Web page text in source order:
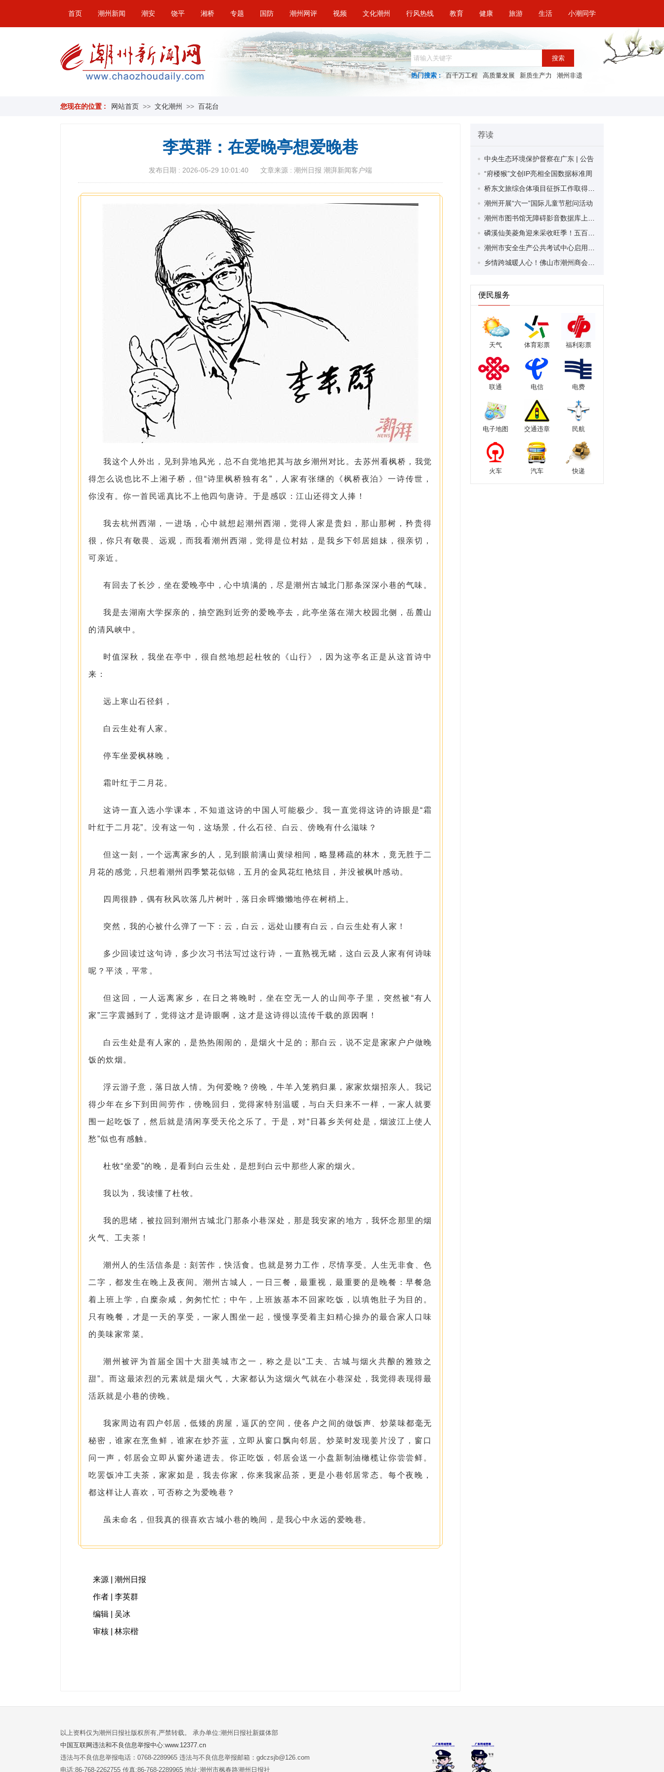
首页 潮州新闻 潮安 饶平 湘桥 专题 国防 潮州网评 视频 文化潮州 行风热线 教育 健康 旅游 生活 小潮同学
搜索
热门搜索 : 百千万工程 高质量发展 新质生产力 潮州非遗
您现在的位置 : 网站首页 >> 文化潮州 >> 百花台
李英群：在爱晚亭想爱晚巷
发布日期 : 2026-05-29 10:01:40 文章来源 : 潮州日报 潮湃新闻客户端
我这个人外出，见到异地风光，总不自觉地把其与故乡潮州对比。去苏州看枫桥，我觉
得怎么说也比不上湘子桥，但“诗里枫桥独有名”，人家有张继的《枫桥夜泊》一诗传世，
你没有。你一首民谣真比不上他四句唐诗。于是感叹：江山还得文人捧！
我去杭州西湖，一进场，心中就想起潮州西湖，觉得人家是贵妇，那山那树，矜贵得
很，你只有敬畏、远观，而我看潮州西湖，觉得是位村姑，是我乡下邻居姐妹，很亲切，
可亲近。
有回去了长沙，坐在爱晚亭中，心中填满的，尽是潮州古城北门那条深深小巷的气味。
我是去湖南大学探亲的，抽空跑到近旁的爱晚亭去，此亭坐落在湖大校园北侧，岳麓山
的清风峡中。
时值深秋，我坐在亭中，很自然地想起杜牧的《山行》，因为这亭名正是从这首诗中
来：
远上寒山石径斜，
白云生处有人家。
停车坐爱枫林晚，
霜叶红于二月花。
这诗一直入选小学课本，不知道这诗的中国人可能极少。我一直觉得这诗的诗眼是“霜
叶红于二月花”。没有这一句，这场景，什么石径、白云、傍晚有什么滋味？
但这一刻，一个远离家乡的人，见到眼前满山黄绿相间，略显稀疏的林木，竟无胜于二
月花的感觉，只想着潮州四季繁花似锦，五月的金凤花红艳炫目，并没被枫叶感动。
四周很静，偶有秋风吹落几片树叶，落日余晖懒懒地停在树梢上。
突然，我的心被什么弹了一下：云，白云，远处山腰有白云，白云生处有人家！
多少回读过这句诗，多少次习书法写过这行诗，一直熟视无睹，这白云及人家有何诗味
呢？平淡，平常。
但这回，一人远离家乡，在日之将晚时，坐在空无一人的山间亭子里，突然被“有人
家”三字震撼到了，觉得这才是诗眼啊，这才是这诗得以流传千载的原因啊！
白云生处是有人家的，是热热闹闹的，是烟火十足的；那白云，说不定是家家户户做晚
饭的炊烟。
浮云游子意，落日故人情。为何爱晚？傍晚，牛羊入笼鸦归巢，家家炊烟招亲人。我记
得少年在乡下到田间劳作，傍晚回归，觉得家特别温暖，与白天归来不一样，一家人就要
围一起吃饭了，然后就是清闲享受天伦之乐了。于是，对“日暮乡关何处是，烟波江上使人
愁”似也有感触。
杜牧“坐爱”的晚，是看到白云生处，是想到白云中那些人家的烟火。
我以为，我读懂了杜牧。
我的思绪，被拉回到潮州古城北门那条小巷深处，那是我安家的地方，我怀念那里的烟
火气、工夫茶！
潮州人的生活信条是：刻苦作，快活食。也就是努力工作，尽情享受。人生无非食、色
二字，都发生在晚上及夜间。潮州古城人，一日三餐，最重视，最重要的是晚餐：早餐急
着上班上学，白糜杂咸，匆匆忙忙；中午，上班族基本不回家吃饭，以填饱肚子为目的。
只有晚餐，才是一天的享受，一家人围坐一起，慢慢享受着主妇精心操办的最合家人口味
的美味家常菜。
潮州被评为首届全国十大甜美城市之一，称之是以“工夫、古城与烟火共酿的雅致之
甜”。而这最浓烈的元素就是烟火气，大家都认为这烟火气就在小巷深处，我觉得表现得最
活跃就是小巷的傍晚。
我家周边有四户邻居，低矮的房屋，逼仄的空间，使各户之间的做饭声、炒菜味都毫无
秘密，谁家在烹鱼鲜，谁家在炒芥蓝，立即从窗口飘向邻居。炒菜时发现姜片没了，窗口
问一声，邻居会立即从窗外递进去。你正吃饭，邻居会送一小盘新制油橄榄让你尝尝鲜。
吃罢饭冲工夫茶，家家如是，我去你家，你来我家品茶，更是小巷邻居常态。每个夜晚，
都这样让人喜欢，可否称之为爱晚巷？
虽未命名，但我真的很喜欢古城小巷的晚间，是我心中永远的爱晚巷。
来源 | 潮州日报
作者 | 李英群
编辑 | 吴冰
审核 | 林宗楷
荐读
中央生态环境保护督察在广东 | 公告
“府楼猴”文创IP亮相全国数据标准周
潮州开展“六一”国际儿童节慰问活动
便民服务
天气 体育彩票 福利彩票
联通 电信 电费
电子地图 交通违章 民航
火车 汽车 快递
以上资料仅为潮州日报社版权所有,严禁转载。 承办单位:潮州日报社新媒体部
中国互联网违法和不良信息举报中心:www.12377.cn
违法与不良信息举报电话：0768-2289965 违法与不良信息举报邮箱：gdczsjb@126.com
电话:86-768-2262755 传真:86-768-2289965 地址:潮州市枫春路潮州日报社